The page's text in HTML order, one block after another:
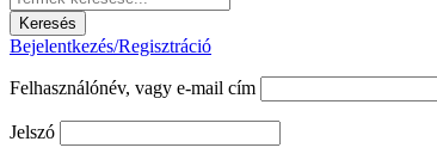
Bejelentkezés/Regisztráció
Felhasználónév, vagy e-mail cím
Jelszó